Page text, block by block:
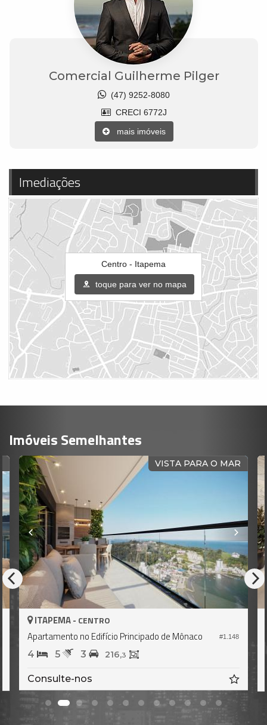
Comercial Guilherme Pilger
(47) 9252-8080
CRECI 6772J
mais imóveis
Imediações
Centro - Itapema
toque para ver no mapa
Imóveis Semelhantes
VISTA PARA O MAR
#1.148
CENTRO
no Edifício Principado de Mônaco
216,3
nos
Apartamento
Consulte-